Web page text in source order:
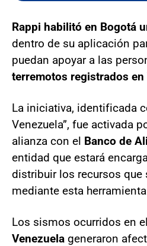
Rappi habilitó en Bogotá
dentro de su aplicación
puedan apoyar a las
terremotos registrados en
La iniciativa, identificada
Venezuela”, fue activada
alianza con el Banco de
entidad que estará
distribuir los recursos que
mediante esta
Los sismos ocurridos en el
Venezuela generaron